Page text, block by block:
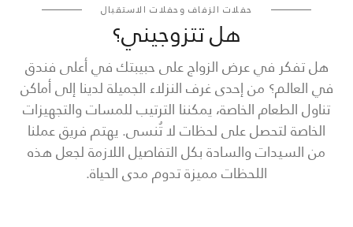
حفلات الزفاف وحفلات الاستقبال
هل تتزوجيني؟
هل تفكر في عرض الزواج على حبيبتك في أعلى فندق
في العالم؟ من إحدى غرف النزلاء الجميلة لدينا إلى أماكن
تناول الطعام الخاصة، يمكننا الترتيب للمسات والتجهيزات
الخاصة لتحصل على لحظات لا تُنسى. يهتم فريق عملنا
من السيدات والسادة بكل التفاصيل اللازمة لجعل هذه
اللحظات مميزة تدوم مدى الحياة.